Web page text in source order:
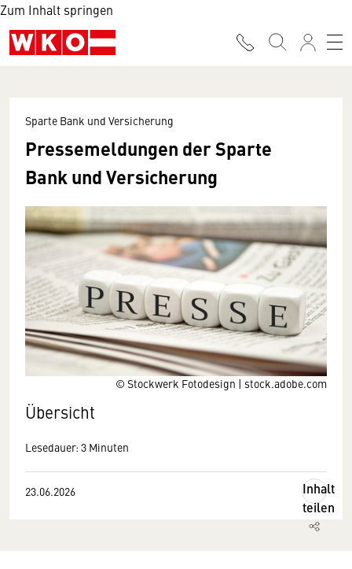
Zum Inhalt springen
© Stockwerk Fotodesign | stock.adobe.com
Sparte Bank und Versicherung
Pressemeldungen der Sparte
Bank und Versicherung
Übersicht
Lesedauer: 3 Minuten
23.06.2026
Inhalt
teilen